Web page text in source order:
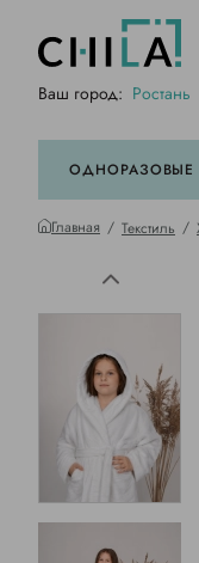
Ваш город: Ростань
ОДНОРАЗОВЫЕ
Главная Текстиль